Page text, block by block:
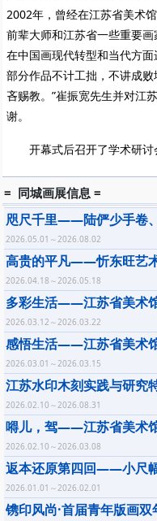
2002年，曾经在江苏省美术
前辈大师和江苏省一些重要
在中国画现代转型和当代方
部分作品不计工拙，不讲成
吝赐教。”崔振宽先生并对江
谢。
开幕式后召开了学术研讨
= 同城画展信息 =
咫尺千里——陆俨少手卷
2026.05.01～2026.08.02
高贵的平凡——忻东旺艺
2026.04.18～2026.05.18
多彩生活——江苏省美术
2026.03.12～2026.03.22
感悟生活——江苏省美术
2026.03.01～2026.03.15
江苏水印木刻实践与研究
2026.02.10～2026.08.31
嘚儿，驾——江苏省美术
2026.02.10～2026.03.08
返本还原第四回——小尺
2026.01.01～2026.02.01
镌印风尚·首届青年版画双